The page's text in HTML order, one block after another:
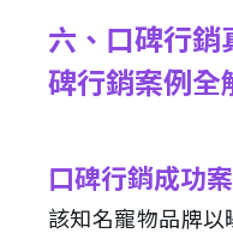
六、口碑行銷
碑行銷案例全
口碑行銷成功
該知名寵物品牌